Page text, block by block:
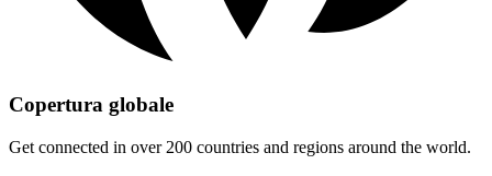
Copertura globale
Get connected in over 200 countries and regions around the world.